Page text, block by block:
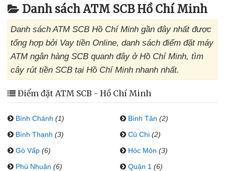
Danh sách ATM SCB Hồ Chí Minh
Danh sách ATM SCB Hồ Chí Minh gần đây nhất được
tổng hợp bởi Vay tiền Online, danh sách điểm đặt máy
ATM ngân hàng SCB quanh đây ở Hồ Chí Minh, tìm
cây rút tiền SCB tại Hồ Chí Minh nhanh nhất.
Điểm đặt ATM SCB - Hồ Chí Minh
Bình Chánh (1) Bình Tân (2)
Bình Thạnh (3) Củ Chi (2)
Gò Vấp (6) Hóc Môn (3)
Phú Nhuận (6) Quận 1 (6)